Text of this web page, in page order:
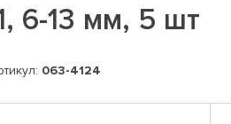
6-13 мм, 5 шт
063-4124